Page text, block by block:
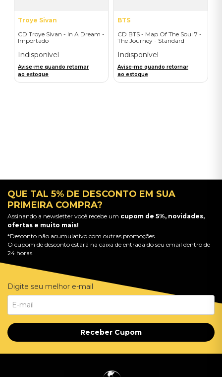
Troye Sivan
CD Troye Sivan - In A Dream -
Importado
Indisponível
Avise-me quando retornar
ao estoque
BTS
CD BTS - Map Of The Soul 7 -
The Journey - Standard
Indisponível
Avise-me quando retornar
ao estoque
QUE TAL 5% DE DESCONTO EM SUA
PRIMEIRA COMPRA?
Assinando a newsletter você recebe um cupom de 5%, novidades,
ofertas e muito mais!
*Desconto não acumulativo com outras promoções.
O cupom de desconto estará na caixa de entrada do seu email dentro de
24 horas.
Digite seu melhor e-mail
Receber Cupom